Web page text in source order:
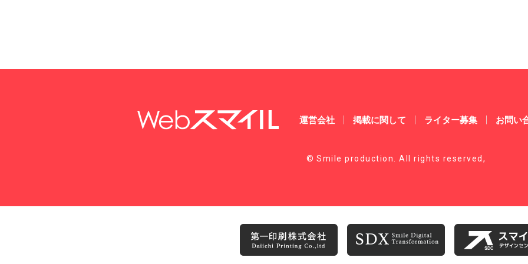
運営会社 掲載に関して ライター募集 お問い
© Smile production. All rights reserved,